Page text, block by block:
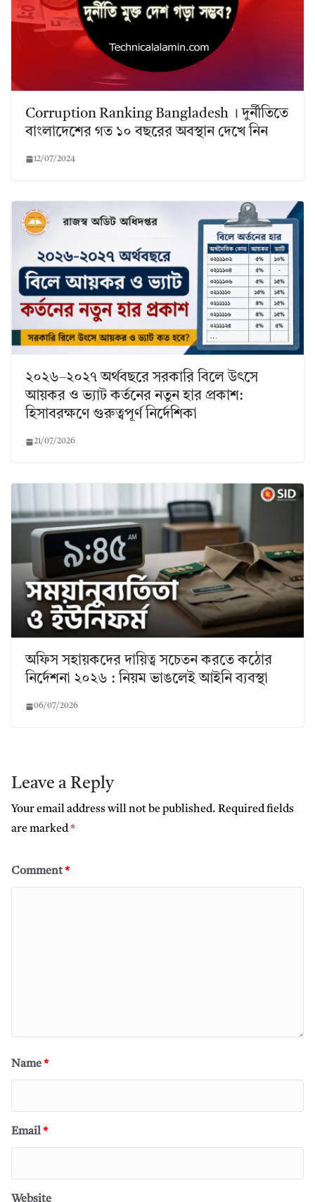
Corruption Ranking Bangladesh । দুর্নীতিতে
বাংলাদেশের গত ১০ বছরের অবস্থান দেখে নিন
12/07/2024
২০২৬–২০২৭ অর্থবছরে সরকারি বিলে উৎসে
আয়কর ও ভ্যাট কর্তনের নতুন হার প্রকাশ:
হিসাবরক্ষণে গুরুত্বপূর্ণ নির্দেশিকা
21/07/2026
অফিস সহায়কদের দায়িত্ব সচেতন করতে কঠোর
নির্দেশনা ২০২৬ : নিয়ম ভাঙলেই আইনি ব্যবস্থা
06/07/2026
Leave a Reply
Your email address will not be published. Required fields
are marked*
Comment*
Name*
Email*
Website